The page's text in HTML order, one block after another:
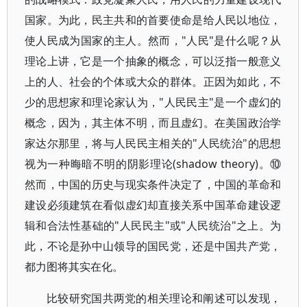
国家。为此，民主共和的首要使命是给人民以地位，
使人民成为国家的主人。然而，"人民"是什么呢？从
理论上讲，它是一个抽象的概念，可以泛指一般意义
上的人、社会的个体或大众的群体。正因为如此，不
少的思想家和理论家认为，"人民民主"是一个虚幻的
概念，因为，其主体不明，而且虚幻。在美国政治学
家达尔那里，将与人民民主相关的"人民统治"的思想
视为一种晦暗不明的阴影理论(shadow theory)。⑩
然而，中国的历史与现实条件决定了，中国的革命和
建设必须建筑在看似虚幻却直接关系中国革命建设逻
辑和合法性基础的"人民民主"或"人民统治"之上。为
此，不论是孙中山领导的国民党，还是中国共产党，
都力图将其实在化。
比较研究国共两党的相关理论和阐述可以发现，